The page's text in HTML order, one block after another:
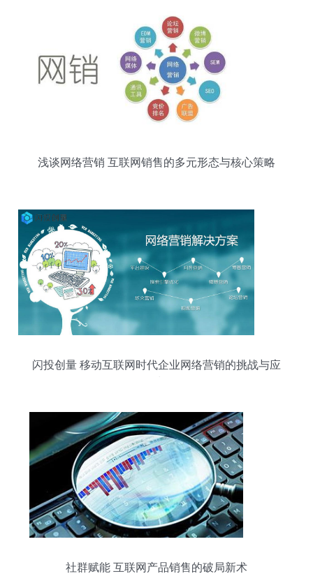
浅谈网络营销 互联网销售的多元形态与核心策略
闪投创量 移动互联网时代企业网络营销的挑战与应
社群赋能 互联网产品销售的破局新术